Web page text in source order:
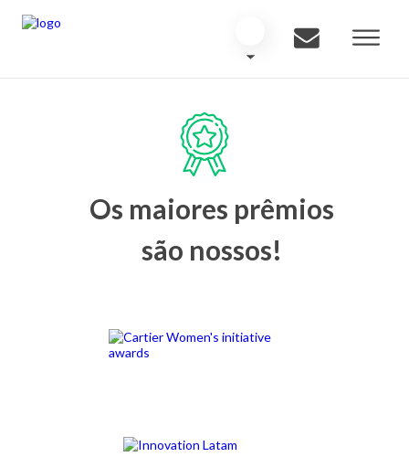
Os maiores prêmios
são nossos!